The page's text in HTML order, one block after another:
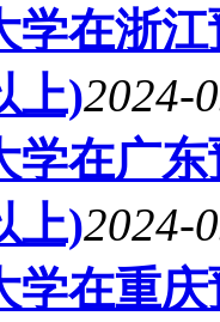
学在浙
上)2024-
学在广
上)2024-
学在重